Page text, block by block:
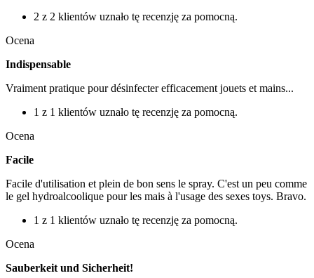
2 z 2 klientów uznało tę recenzję za pomocną.
Ocena
Indispensable
Vraiment pratique pour désinfecter efficacement jouets et mains...
1 z 1 klientów uznało tę recenzję za pomocną.
Ocena
Facile
Facile d'utilisation et plein de bon sens le spray. C'est un peu comme
le gel hydroalcoolique pour les mais à l'usage des sexes toys. Bravo.
1 z 1 klientów uznało tę recenzję za pomocną.
Ocena
Sauberkeit und Sicherheit!